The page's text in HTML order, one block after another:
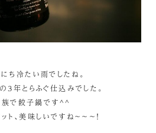
ち冷たい雨でしたね。
3年とらふぐ仕込みでした。
で餃子鍋です^^
ト、美味しいですね～～～！